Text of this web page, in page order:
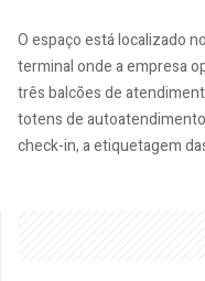
O espaço está localizado
terminal onde a empresa
três balcões de
totens de
check-in, a etiquetagem